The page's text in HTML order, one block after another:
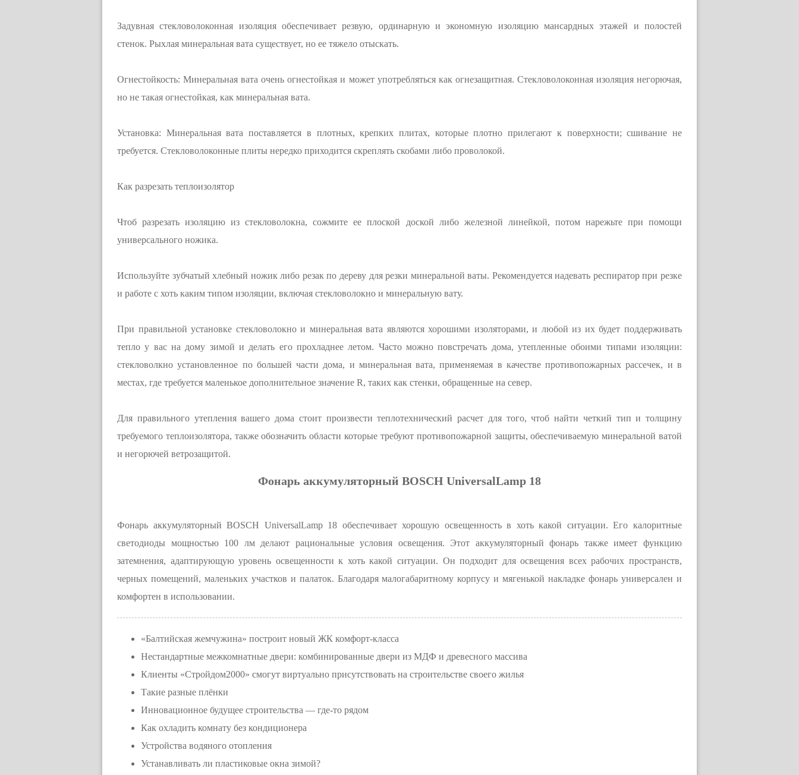
Задувная стекловолоконная изоляция обеспечивает резвую, ординарную и экономную изоляцию мансардных этажей и полостей
стенок. Рыхлая минеральная вата существует, но ее тяжело отыскать.
Огнестойкость: Минеральная вата очень огнестойкая и может употребляться как огнезащитная. Стекловолоконная изоляция негорючая,
но не такая огнестойкая, как минеральная вата.
Установка: Минеральная вата поставляется в плотных, крепких плитах, которые плотно прилегают к поверхности; сшивание не
требуется. Стекловолоконные плиты нередко приходится скреплять скобами либо проволокой.
Как разрезать теплоизолятор
Чтоб разрезать изоляцию из стекловолокна, сожмите ее плоской доской либо железной линейкой, потом нарежьте при помощи
универсального ножика.
Используйте зубчатый хлебный ножик либо резак по дереву для резки минеральной ваты. Рекомендуется надевать респиратор при резке
и работе с хоть каким типом изоляции, включая стекловолокно и минеральную вату.
При правильной установке стекловолокно и минеральная вата являются хорошими изоляторами, и любой из их будет поддерживать
тепло у вас на дому зимой и делать его прохладнее летом. Часто можно повстречать дома, утепленные обоими типами изоляции:
стекловолкно установленное по большей части дома, и минеральная вата, применяемая в качестве противопожарных рассечек, и в
местах, где требуется маленькое дополнительное значение R, таких как стенки, обращенные на север.
Для правильного утепления вашего дома стоит произвести теплотехнический расчет для того, чтоб найти четкий тип и толщину
требуемого теплоизолятора, также обозначить области которые требуют противопожарной защиты, обеспечиваемую минеральной ватой
и негорючей ветрозащитой.
Фонарь аккумуляторный BOSCH UniversalLamp 18
Фонарь аккумуляторный BOSCH UniversalLamp 18 обеспечивает хорошую освещенность в хоть какой ситуации. Его калоритные
светодиоды мощностью 100 лм делают рациональные условия освещения. Этот аккумуляторный фонарь также имеет функцию
затемнения, адаптирующую уровень освещенности к хоть какой ситуации. Он подходит для освещения всех рабочих пространств,
черных помещений, маленьких участков и палаток. Благодаря малогабаритному корпусу и мягенькой накладке фонарь универсален и
комфортен в использовании.
«Балтийская жемчужина» построит новый ЖК комфорт-класса
Нестандартные межкомнатные двери: комбинированные двери из МДФ и древесного массива
Клиенты «Стройдом2000» смогут виртуально присутствовать на строительстве своего жилья
Такие разные плёнки
Инновационное будущее строительства — где-то рядом
Как охладить комнату без кондиционера
Устройства водяного отопления
Устанавливать ли пластиковые окна зимой?